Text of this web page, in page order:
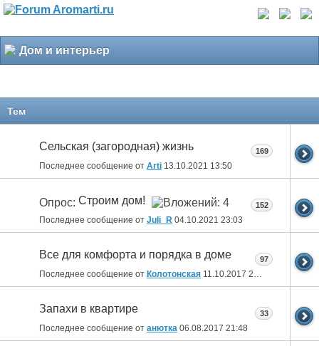
Дом и интерьер
Тем
Сельская (загородная) жизнь
Последнее сообщение от Arti 13.10.2021 13:50
169
Опрос: Строим дом!
Последнее сообщение от Juli_R 04.10.2021 23:03
152
Все для комфорта и порядка в доме
Последнее сообщение от Колотонская 11.10.2017 23:12
97
Запахи в квартире
Последнее сообщение от анютка 06.08.2017 21:48
33